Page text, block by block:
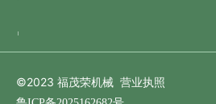
©2023 福茂荣机械 营业执照